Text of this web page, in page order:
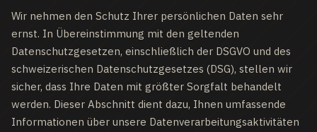
Wir nehmen den Schutz Ihrer persönlichen Daten sehr
ernst. In Übereinstimmung mit den geltenden
Datenschutzgesetzen, einschließlich der DSGVO und des
schweizerischen Datenschutzgesetzes (DSG), stellen wir
sicher, dass Ihre Daten mit größter Sorgfalt behandelt
werden. Dieser Abschnitt dient dazu, Ihnen umfassende
Informationen über unsere Datenverarbeitungsaktivitäten